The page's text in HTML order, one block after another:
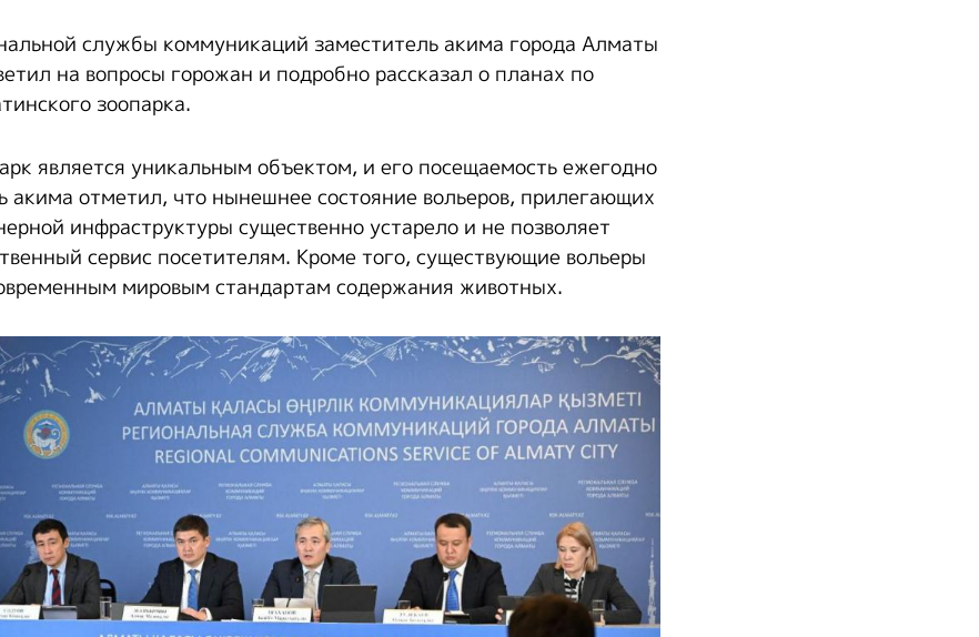
службы коммуникаций заместитель акима города Алматы
на вопросы горожан и подробно рассказал о планах по
зоопарка.
является уникальным объектом, и его посещаемость ежегодно
акима отметил, что нынешнее состояние вольеров, прилегающих
инфраструктуры существенно устарело и не позволяет
сервис посетителям. Кроме того, существующие вольеры
мировым стандартам содержания животных.